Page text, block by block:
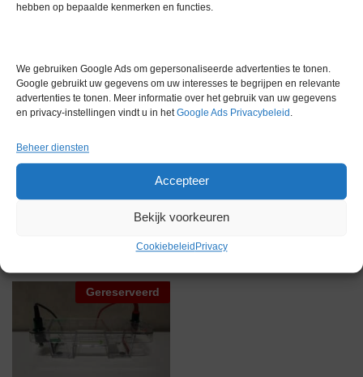
hebben op bepaalde kenmerken en functies.
We gebruiken Google Ads om gepersonaliseerde advertenties te tonen.
Google gebruikt uw gegevens om uw interesses te begrijpen en relevante
advertenties te tonen. Meer informatie over het gebruik van uw gegevens
en privacy-instellingen vindt u in hetGoogle Ads Privacybeleid .
Beheer diensten
Accepteer
Bekijk voorkeuren
Cookiebeleid Privacy
Gewicht 0,0 kg
Conditie Gebruikt in goede conditie
Merk Bio-Rad
Gerelateerde producten
Gereserveerd